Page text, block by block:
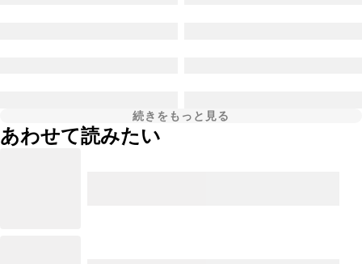
続きをもっと見る
あわせて読みたい